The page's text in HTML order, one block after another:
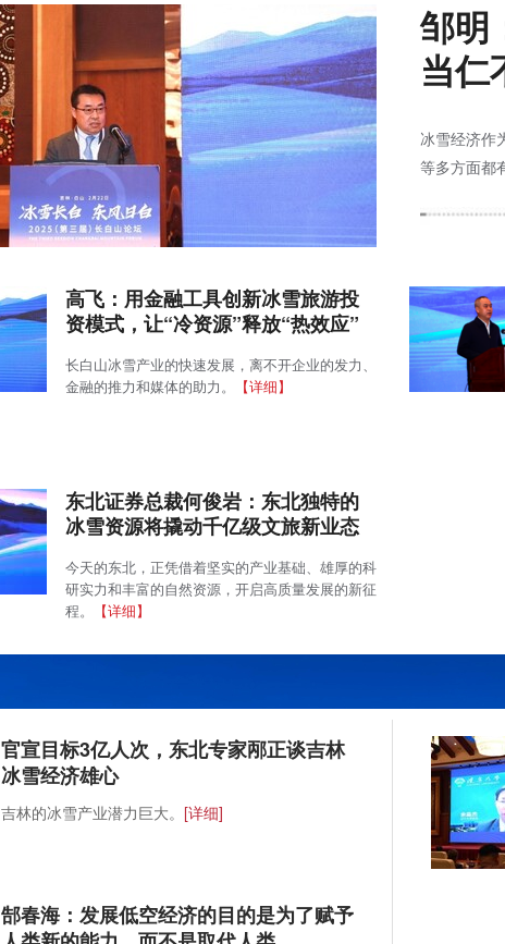
邹明
当仁
冰雪经济作
等多方面都
高飞：用金融工具创新冰雪旅游投
资模式，让“冷资源”释放“热效应”
长白山冰雪产业的快速发展，离不开企业的发力、
金融的推力和媒体的助力。
【详细】
东北证券总裁何俊岩：东北独特的
冰雪资源将撬动千亿级文旅新业态
今天的东北，正凭借着坚实的产业基础、雄厚的科
研实力和丰富的自然资源，开启高质量发展的新征
程。
【详细】
官宣目标3亿人次，东北专家邴正谈吉林
冰雪经济雄心
吉林的冰雪产业潜力巨大。 [详细]
郜春海：发展低空经济的目的是为了赋予